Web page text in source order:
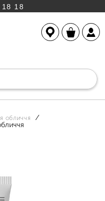
18
обличчя